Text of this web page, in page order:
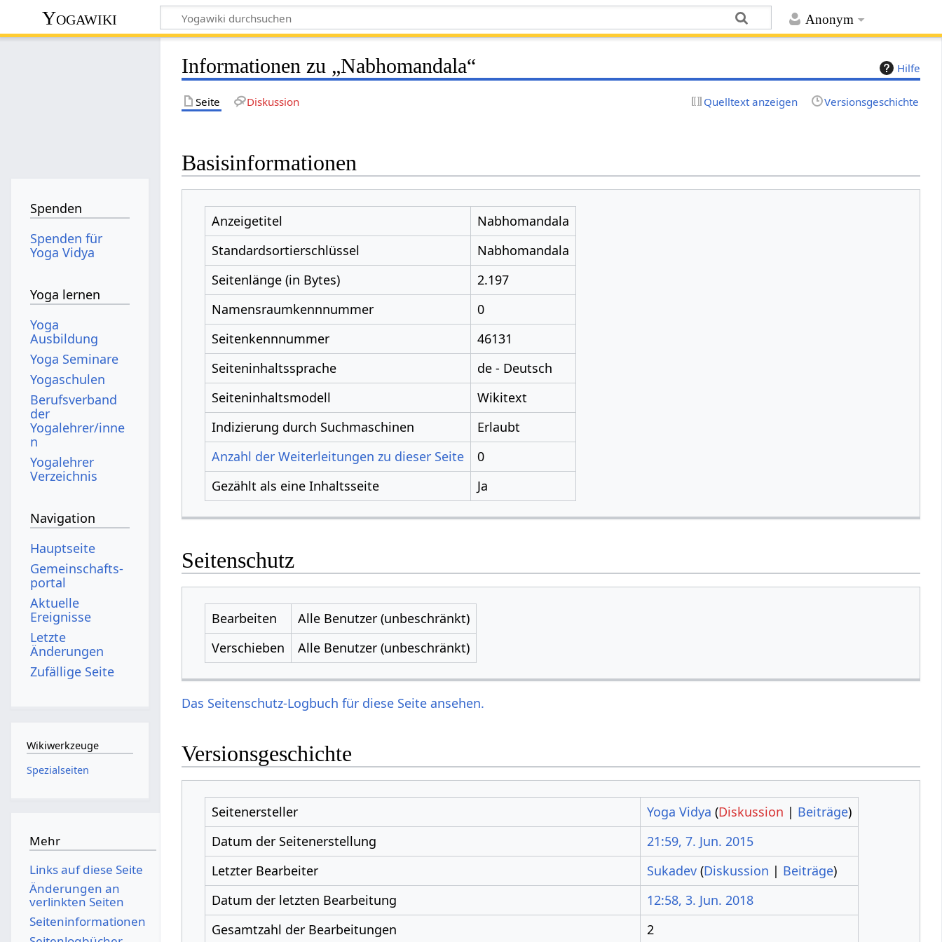
Anonym
Yogawiki
Hilfe
Informationen zu „Nabhomandala“
Seite Diskussion Quelltext anzeigen Versionsgeschichte
Basisinformationen
Anzeigetitel
Nabhomandala
Standardsortierschlüssel
Nabhomandala
Seitenlänge (in Bytes)
2.197
Namensraumkennnummer
0
Seitenkennnummer
46131
Seiteninhaltssprache
de - Deutsch
Seiteninhaltsmodell
Wikitext
Indizierung durch Suchmaschinen
Erlaubt
Anzahl der Weiterleitungen zu dieser Seite
0
Gezählt als eine Inhaltsseite
Ja
Seitenschutz
Bearbeiten
Alle Benutzer (unbeschränkt)
Verschieben
Alle Benutzer (unbeschränkt)
Das Seitenschutz-Logbuch für diese Seite ansehen.
Versionsgeschichte
Seitenersteller Yoga Vidya (Diskussion | Beiträge)
Datum der Seitenerstellung
21:59, 7. Jun. 2015
Letzter Bearbeiter
Sukadev (Diskussion | Beiträge)
Datum der letzten Bearbeitung
12:58, 3. Jun. 2018
Gesamtzahl der Bearbeitungen
2
Spenden
Spenden für
Yoga Vidya
Yoga lernen
Yoga
Ausbildung
Yoga Seminare
Yogaschulen
Berufsverband
der
Yogalehrer/inne
n
Yogalehrer
Verzeichnis
Navigation
Hauptseite
Gemeinschafts­
portal
Aktuelle
Ereignisse
Letzte
Änderungen
Zufällige Seite
Wikiwerkzeuge
Spezialseiten
Mehr
Links auf diese Seite
Änderungen an
verlinkten Seiten
Seiten­­informationen